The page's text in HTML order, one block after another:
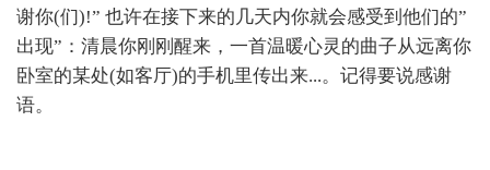
谢你(们)!” 也许在接下来的几天内你就会感受到他们的”
出现”：清晨你刚刚醒来，一首温暖心灵的曲子从远离你
卧室的某处(如客厅)的手机里传出来...。记得要说感谢
语。